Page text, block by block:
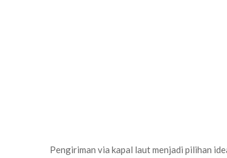
Pengiriman via kapal laut menjadi pilihan